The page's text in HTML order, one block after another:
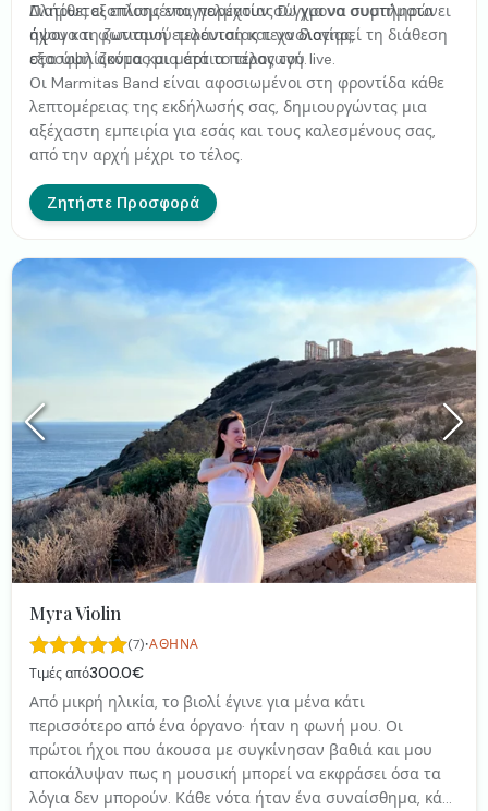
Διατίθεται επίσης επαγγελματίας DJ για να συμπληρώνει
άψογα τη ζωντανή εμφάνιση και να διατηρεί τη διάθεση
στα ύψη ακόμα και μετά το τέλος του live.
Πλήρως εξοπλισμένοι, παρέχουν σύγχρονα συστήματα
ήχου και φωτισμού τελευταίας τεχνολογίας,
εξασφαλίζοντας μια άρτια παραγωγή.
Οι Marmitas Band είναι αφοσιωμένοι στη φροντίδα κάθε
λεπτομέρειας της εκδήλωσής σας, δημιουργώντας μια
αξέχαστη εμπειρία για εσάς και τους καλεσμένους σας,
από την αρχή μέχρι το τέλος.
Ζητήστε Προσφορά
Myra Violin
(7)·ΑΘΉΝΑ
Τιμές από300.0€
Από μικρή ηλικία, το βιολί έγινε για μένα κάτι
περισσότερο από ένα όργανο· ήταν η φωνή μου. Οι
πρώτοι ήχοι που άκουσα με συγκίνησαν βαθιά και μου
αποκάλυψαν πως η μουσική μπορεί να εκφράσει όσα τα
λόγια δεν μπορούν. Κάθε νότα ήταν ένα συναίσθημα, κάθε